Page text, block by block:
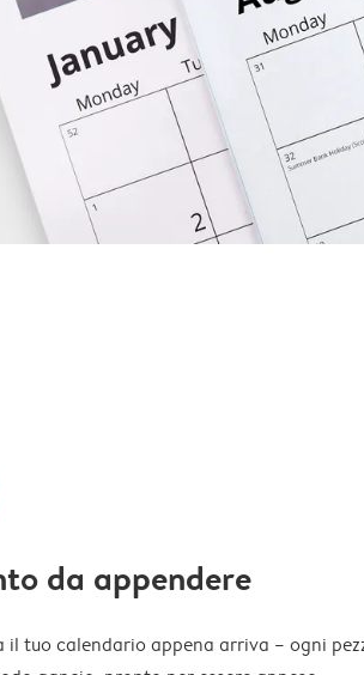
da appendere
il tuo calendario appena arriva – ogni